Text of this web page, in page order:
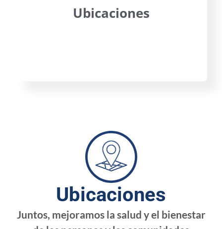
Ubicaciones
Ubicaciones
Juntos, mejoramos la salud y el bienestar